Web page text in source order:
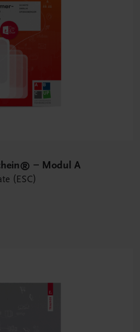
– Modul A
(ESC)